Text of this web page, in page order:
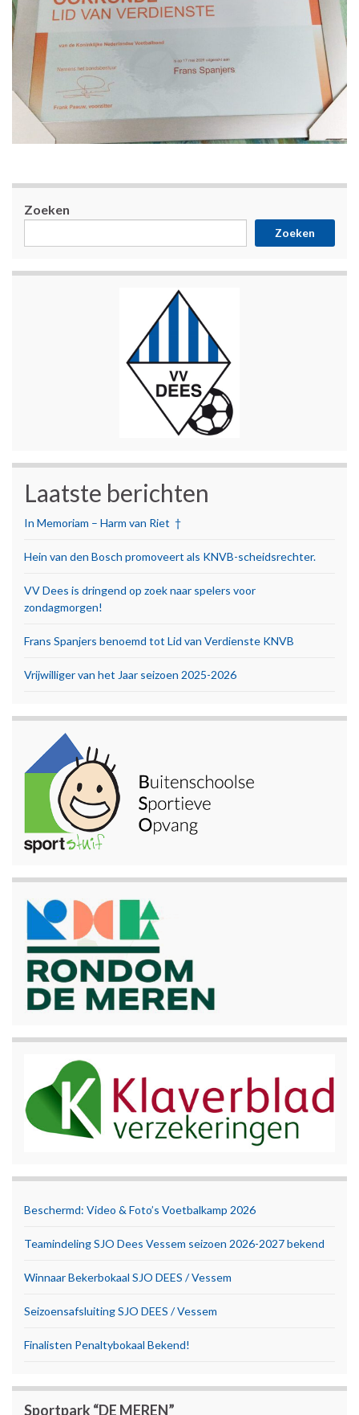
Zoeken
Zoeken
Laatste berichten
In Memoriam – Harm van Riet †
Hein van den Bosch promoveert als KNVB-scheidsrechter.
VV Dees is dringend op zoek naar spelers voor
zondagmorgen!
Frans Spanjers benoemd tot Lid van Verdienste KNVB
Vrijwilliger van het Jaar seizoen 2025-2026
Beschermd: Video & Foto’s Voetbalkamp 2026
Teamindeling SJO Dees Vessem seizoen 2026-2027 bekend
Winnaar Bekerbokaal SJO DEES / Vessem
Seizoensafsluiting SJO DEES / Vessem
Finalisten Penaltybokaal Bekend!
Sportpark “DE MEREN”